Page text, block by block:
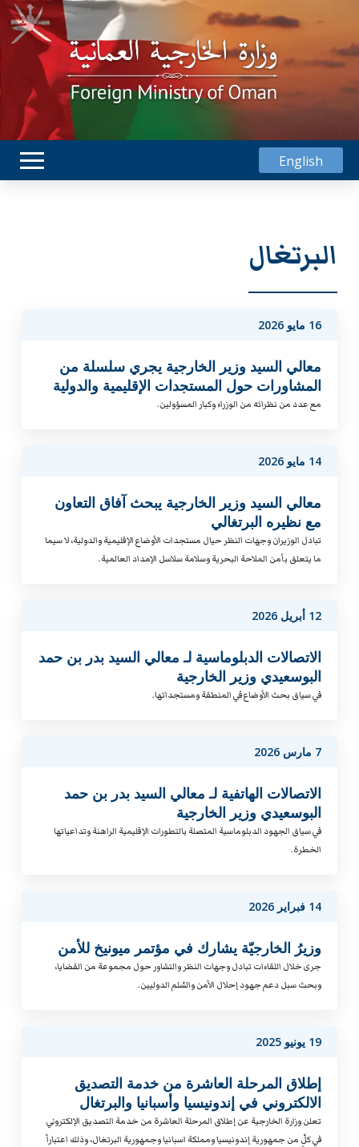
English
البرتغال
16 مايو 2026
معالي السيد وزير الخارجية يجري سلسلة من
المشاورات حول المستجدات الإقليمية والدولية
مع عدد من نظرائه من الوزراء وكبار المسؤولين.
14 مايو 2026
معالي السيد وزير الخارجية يبحث آفاق التعاون
مع نظيره البرتغالي
تبادل الوزيران وجهات النظر حيال مستجدات الأوضاع الإقليمية والدولية، لا سيما
ما يتعلق بأمن الملاحة البحرية وسلامة سلاسل الإمداد العالمية.
12 أبريل 2026
الاتصالات الدبلوماسية لـ معالي السيد بدر بن حمد
البوسعيدي وزير الخارجية
في سياق بحث الأوضاع في المنطقة ومستجداتها.
7 مارس 2026
الاتصالات الهاتفية لـ معالي السيد بدر بن حمد
البوسعيدي وزير الخارجية
في سياق الجهود الدبلوماسية المتصلة بالتطورات الإقليمية الراهنة وتداعياتها
الخطرة.
14 فبراير 2026
وزيرُ الخارجيّة يشارك في مؤتمر ميونيخ للأمن
جرى خلال اللقاءات تبادل وجهات النظر والتشاور حول مجموعة من القضايا،
وبحث سبل دعم جهود إحلال الأمن والسّلم الدوليين.
19 يونيو 2025
إطلاق المرحلة العاشرة من خدمة التصديق
الالكتروني في إندونيسيا وأسبانيا والبرتغال
تعلن وزارة الخارجية عن إطلاق المرحلة العاشرة من خدمة التصديق الإلكتروني
في كلٍّ من جمهورية إندونيسيا ومملكة اسبانيا وجمهورية البرتغال، وذلك اعتباراً